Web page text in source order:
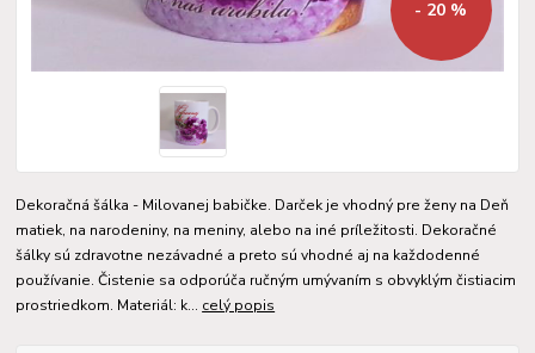
- 20 %
Dekoračná šálka - Milovanej babičke. Darček je vhodný pre ženy na Deň
matiek, na narodeniny, na meniny, alebo na iné príležitosti. Dekoračné
šálky sú zdravotne nezávadné a preto sú vhodné aj na každodenné
používanie. Čistenie sa odporúča ručným umývaním s obvyklým čistiacim
prostriedkom. Materiál: k... celý popis